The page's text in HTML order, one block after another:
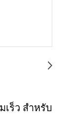
ร็ว สำหรับ